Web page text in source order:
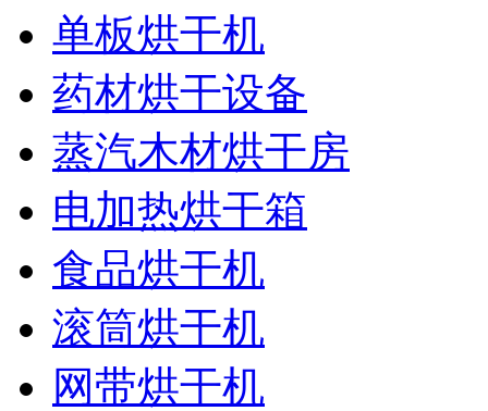
单板烘干机
药材烘干设备
蒸汽木材烘干房
电加热烘干箱
食品烘干机
滚筒烘干机
网带烘干机